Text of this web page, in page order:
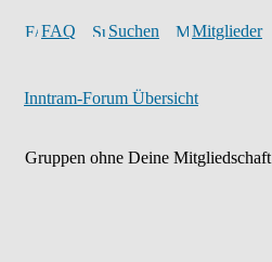
FAQ Suchen Mitglieder
Inntram-Forum Übersicht
Gruppen ohne Deine Mitgliedschaft